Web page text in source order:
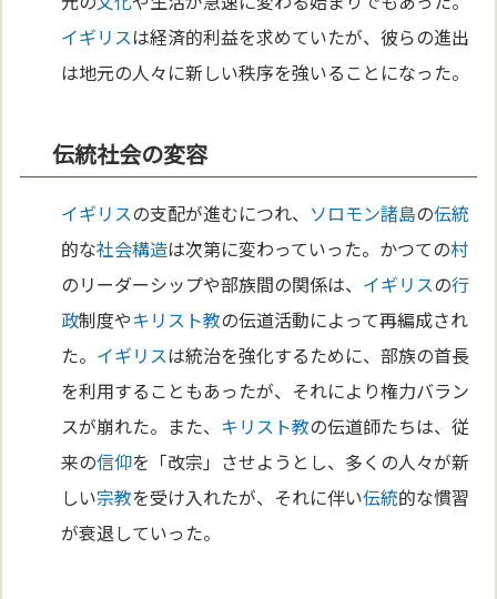
イギリスは経済的利益を求めていたが、彼らの進出
は地元の人々に新しい秩序を強いることになった。
伝統社会の変容
イギリスの支配が進むにつれ、 ソロモン諸島の伝統
的な社会構造は次第に変わっていった。かつての村
のリーダーシップや部族間の関係は、 イギリスの行
政制度やキリスト教の伝道活動によって再編成され
た。 イギリスは統治を強化するために、部族の首長
を利用することもあったが、それにより権力バラン
スが崩れた。また、 キリスト教の伝道師たちは、従
来の信仰を「改宗」させようとし、多くの人々が新
しい宗教を受け入れたが、それに伴い伝統的な慣習
が衰退していった。